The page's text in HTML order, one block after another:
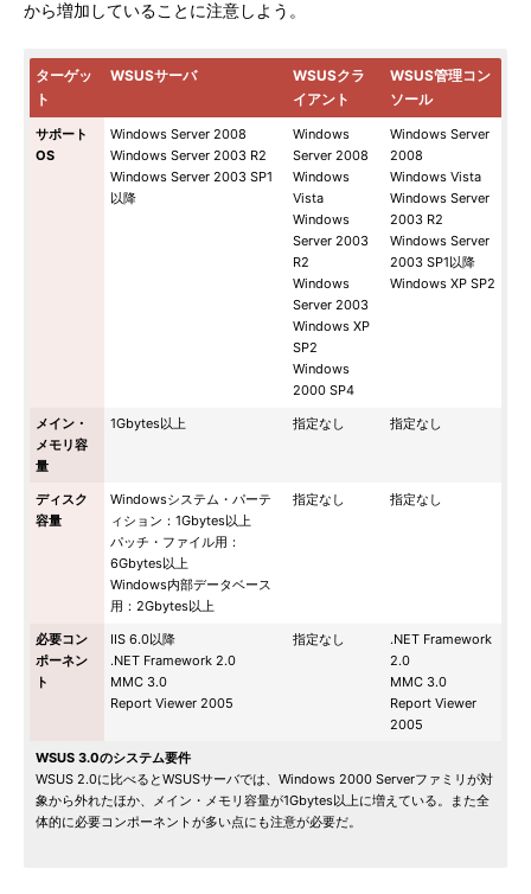
から増加していることに注意しよう。
ターゲッ
ト
WSUSサーバ
WSUSクラ
イアント
WSUS管理コン
ソール
サポート
OS
Windows Server 2008
Windows Server 2003 R2
Windows Server 2003 SP1
以降
Windows
Server 2008
Windows
Vista
Windows
Server 2003
R2
Windows
Server 2003
Windows XP
SP2
Windows
2000 SP4
Windows Server
2008
Windows Vista
Windows Server
2003 R2
Windows Server
2003 SP1以降
Windows XP SP2
メイン・
メモリ容
量
1Gbytes以上 指定なし 指定なし
ディスク
容量
Windowsシステム・パーテ
ィション：1Gbytes以上
パッチ・ファイル用：
6Gbytes以上
Windows内部データベース
用：2Gbytes以上
指定なし 指定なし
必要コン
ポーネン
ト
IIS 6.0以降
.NET Framework 2.0
MMC 3.0
Report Viewer 2005
指定なし
.NET Framework
2.0
MMC 3.0
Report Viewer
2005
WSUS 3.0のシステム要件
WSUS 2.0に比べるとWSUSサーバでは、Windows 2000 Serverファミリが対
象から外れたほか、メイン・メモリ容量が1Gbytes以上に増えている。また全
体的に必要コンポーネントが多い点にも注意が必要だ。